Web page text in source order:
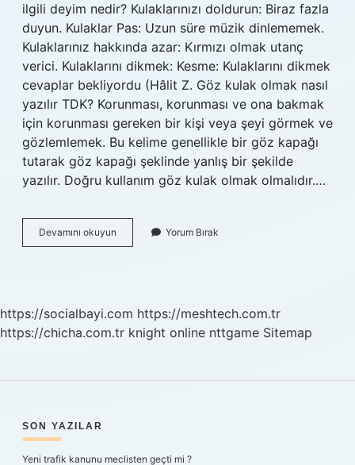
ilgili deyim nedir? Kulaklarınızı doldurun: Biraz fazla
duyun. Kulaklar Pas: Uzun süre müzik dinlememek.
Kulaklarınız hakkında azar: Kırmızı olmak utanç
verici. Kulaklarını dikmek: Kesme: Kulaklarını dikmek
cevaplar bekliyordu (Hâlit Z. Göz kulak olmak nasıl
yazılır TDK? Korunması, korunması ve ona bakmak
için korunması gereken bir kişi veya şeyi görmek ve
gözlemlemek. Bu kelime genellikle bir göz kapağı
tutarak göz kapağı şeklinde yanlış bir şekilde
yazılır. Doğru kullanım göz kulak olmak olmalıdır.…
Devamını okuyun
Kulak
Yorum Bırak
https://socialbayi.com https://meshtech.com.tr
https://chicha.com.tr knight online nttgame Sitemap
SIDEBAR
SON YAZILAR
Yeni trafik kanunu meclisten geçti mi ?